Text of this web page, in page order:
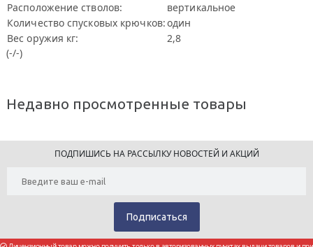
Расположение стволов:
вертикальное
Количество спусковых крючков:один
Вес оружия кг:
2,8
(-/-)
Недавно просмотренные товары
ПОДПИШИСЬ НА РАССЫЛКУ НОВОСТЕЙ И АКЦИЙ